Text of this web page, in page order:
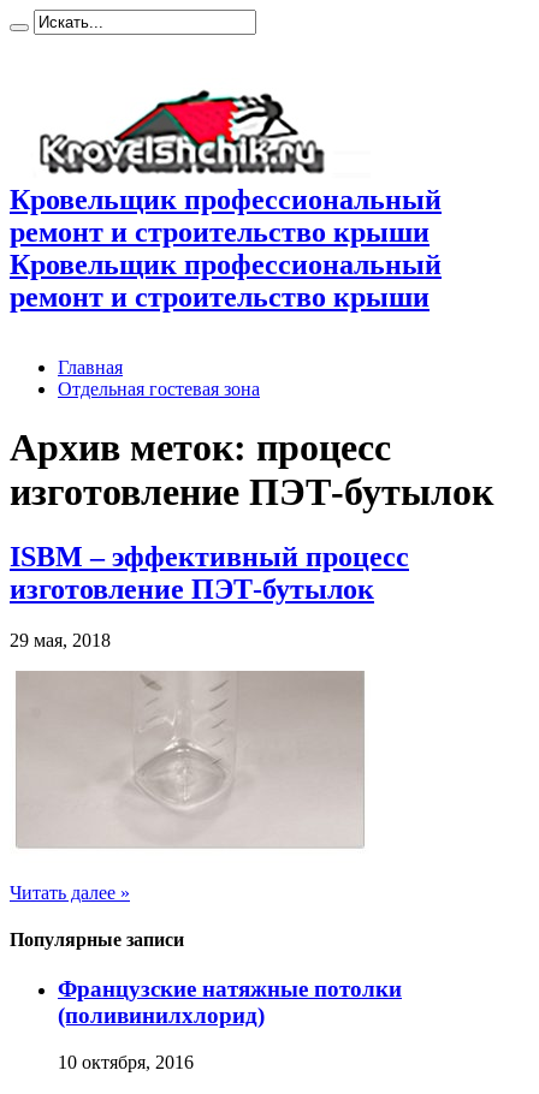
Кровельщик профессиональный
ремонт и строительство крыши
Кровельщик профессиональный
ремонт и строительство крыши
Главная
Отдельная гостевая зона
Архив меток: процесс
изготовление ПЭТ-бутылок
ISBM – эффективный процесс
изготовление ПЭТ-бутылок
29 мая, 2018
Читать далее »
Популярные записи
Французские натяжные потолки
(поливинилхлорид)
10 октября, 2016